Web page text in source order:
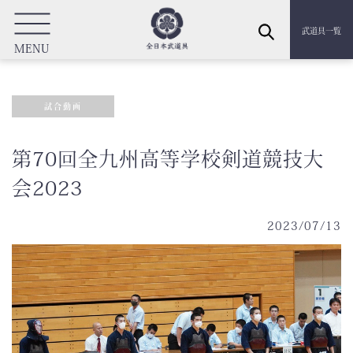
MENU
武道具一覧
試合動画
第70回全九州高等学校剣道競技大
会2023
2023/07/13